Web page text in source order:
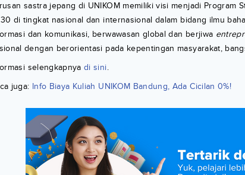
sastra jepang di UNIKOM memiliki visi menjadi Program
di tingkat nasional dan internasional dalam bidang ilmu
dan komunikasi, berwawasan global dan berjiwa
dengan berorientasi pada kepentingan masyarakat,
selengkapnya di sini.
juga: Info Biaya Kuliah UNIKOM Bandung, Ada Cicilan 0%!